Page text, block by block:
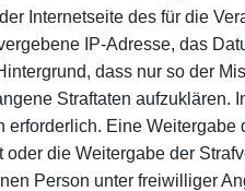
Internetseite des für die
IP-Adresse, das
dass nur so der
Straftaten
erforderlich. Eine
oder die Weitergabe der
Person unter freiwilliger